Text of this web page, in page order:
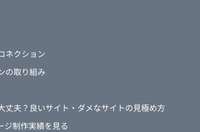
ネクション
の取り組み
丈夫？良いサイト・ダメなサイトの見極め方
ジ制作実績を見る